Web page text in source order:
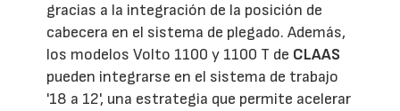
gracias a la integración de la posición de
cabecera en el sistema de plegado. Además,
los modelos Volto 1100 y 1100 T de CLAAS
pueden integrarse en el sistema de trabajo
'18 a 12', una estrategia que permite acelerar